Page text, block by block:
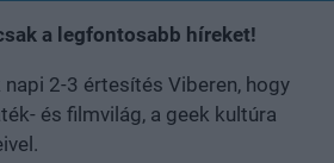
a legfontosabb híreket!
2-3 értesítés Viberen, hogy
és filmvilág, a geek kultúra